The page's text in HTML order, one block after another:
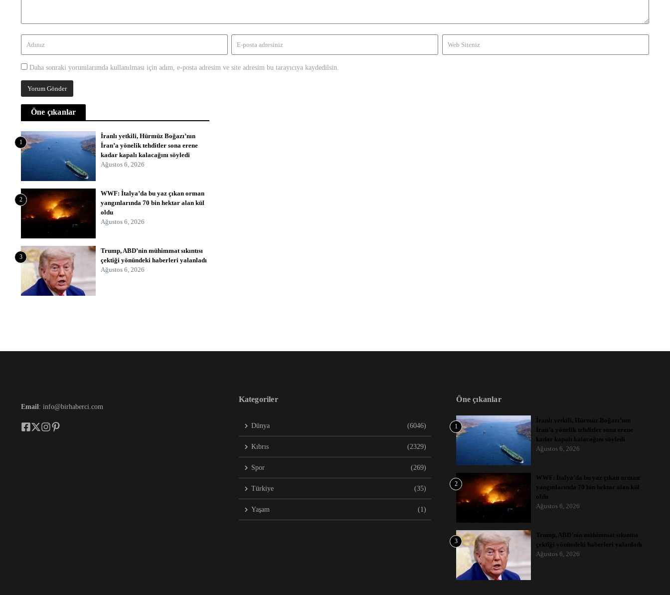
Daha sonraki yorumlarımda kullanılması için adım, e-posta adresim ve site adresim bu tarayıcıya kaydedilsin.
Öne çıkanlar
1
İranlı yetkili, Hürmüz Boğazı’nın
İran’a yönelik tehditler sona erene
kadar kapalı kalacağını söyledi
Ağustos 6, 2026
2
WWF: İtalya’da bu yaz çıkan orman
yangınlarında 70 bin hektar alan kül
oldu
Ağustos 6, 2026
3
Trump, ABD’nin mühimmat sıkıntısı
çektiği yönündeki haberleri yalanladı
Ağustos 6, 2026
Email: info@birhaberci.com
Kategoriler
Dünya (6046)
Kıbrıs (2329)
Spor (269)
Türkiye (35)
Yaşam (1)
Öne çıkanlar
1
İranlı yetkili, Hürmüz Boğazı’nın
İran’a yönelik tehditler sona erene
kadar kapalı kalacağını söyledi
Ağustos 6, 2026
2
WWF: İtalya’da bu yaz çıkan orman
yangınlarında 70 bin hektar alan kül
oldu
Ağustos 6, 2026
3
Trump, ABD’nin mühimmat sıkıntısı
çektiği yönündeki haberleri yalanladı
Ağustos 6, 2026